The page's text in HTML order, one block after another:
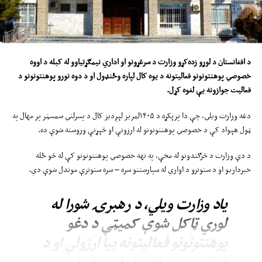
کسان د افغانستان پر وړاندې په جګړه کې له ګډون سره لېوالتیا نه‌لري.
د افغانستان د لوړو زده‌کړو وزارت د سرغړونو او اداري نیمګړتیاوو لهکبله د اووه
خصوصي پوهنتونونو فعالیتونه د یوه کال لپارهوځنډول او د دوهنورو پوهنتونونو د
فعالیت جوازونه یې لغوه کړل.
دغه وزارت ویلي، چې دا پرېکړه د ۱۴۰۵لمریز لېږدیز کال د پسرلني سمسټر پر مهال په
ټول هېواد کې د خصوصي پوهنتونونو له ارزونې او څېړنې وروسته شوې ده.
د دې وزارت د څرګندونو له مخې، په نهه خصوصي پوهنتونونو کې له څو ځله
خبرداریو او د ستونزو د اواري له سپارښتنو سره – سره ستونزې موندل شوې دي.
یاد وزارت ویلي، د رهبرۍ شورا له
لوري ټاکل شوې کمیټې د دغو
پوهنتونونو فعالیتونه بیا ارزولي او د